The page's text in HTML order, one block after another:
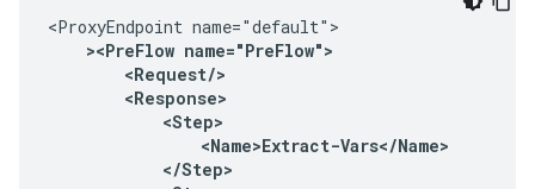
<ProxyEndpoint name="default">
><PreFlow name="PreFlow">
        <Request/>
        <Response>
            <Step>
                <Name>Extract-Vars</Name>
            </Step>